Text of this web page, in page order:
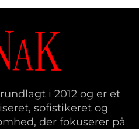
i 2012 og er et
sofistikeret og
der fokuserer på